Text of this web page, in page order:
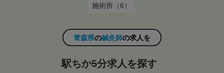
施術所（6）
青森県の鍼灸師の求人を
駅ちか5分求人を探す